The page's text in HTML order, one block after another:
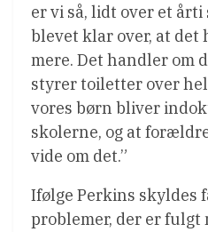
er vi så, lidt over et årti
blevet klar over, at det
mere. Det handler om
styrer toiletter over
vores børn bliver
skolerne, og at
vide om det.”
Ifølge Perkins skyldes
problemer, der er fulgt